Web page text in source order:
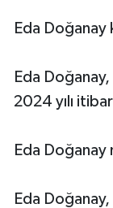
Eda Doğanay
Eda
2024 yılı
Eda Doğanay
Eda